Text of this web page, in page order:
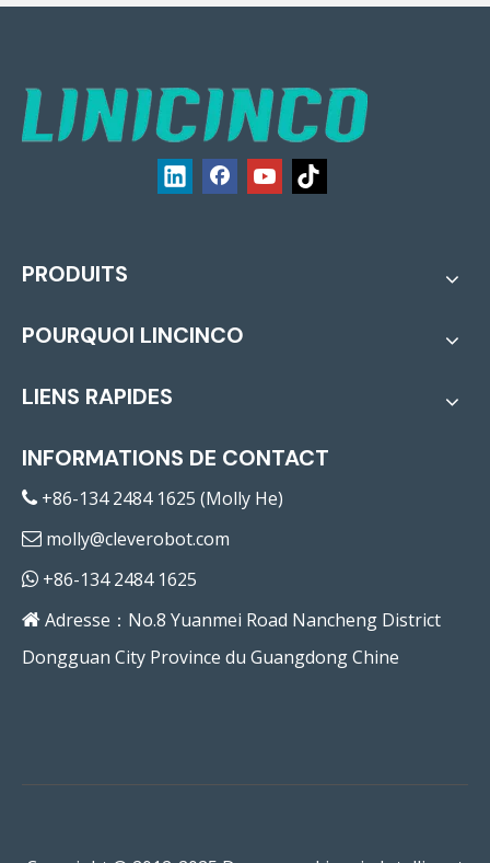
PRODUITS
POURQUOI LINCINCO
LIENS RAPIDES
INFORMATIONS DE CONTACT
 +86-134 2484 1625 (Molly He)
 molly@cleverobot.com
 +86-134 2484 1625
 Adresse：No.8 Yuanmei Road Nancheng District
Dongguan City Province du Guangdong Chine